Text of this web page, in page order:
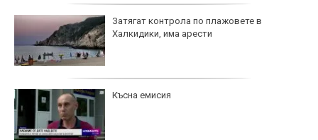
Затягат контрола по плажовете в
Халкидики, има арести
Късна емисия